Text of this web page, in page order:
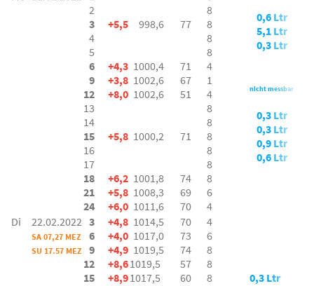
2
3
4
5
6
9
12
13
14
15
16
17
18
21
24
+5,5
+4,3
+3,8
+8,0
+5,8
+6,2
+5,8
+6,0
998,6
1000,4
1002,6
1002,6
1000,2
1001,8
1008,3
1011,6
77
71
67
51
71
74
69
70
8
8
8
8
4
1
4
8
8
8
8
8
8
6
4
0,6 Ltr
5,1 Ltr
0,3 Ltr
nicht messbar
0,3 Ltr
0,3 Ltr
0,9 Ltr
0,6 Ltr
Di 22.02.2022
SA 07,27 MEZ
SU 17.57 MEZ
3
6
9
12
15
+4,8
+4,0
+4,9
+8,6
+8,9
1014,5
1017,0
1019,5
1019,5
1017,5
70
73
74
57
60
4
6
8
8
8
0,3 Ltr